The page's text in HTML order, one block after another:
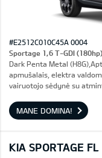
#E2512C010C45A 0004
Sportage 1,6 T-GDI
Dark Penta Metal
apmušalais, elektra
vairuotojo sėdynė su
MANE DOMINA!
KIA SPORTAGE FL